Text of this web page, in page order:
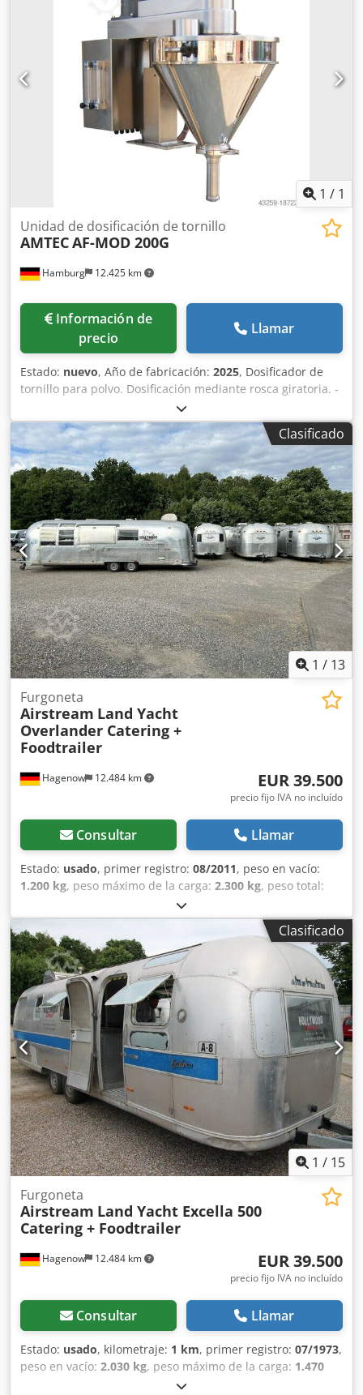
nuevos precios suelen ser más bajos que los precios
usados habituales. Simplemente pregúntenos y díganos su
tarea de embalaje. - Normalmente hay entre 30 y 50
máquinas nuevas diferentes disponibles de inmediato en
stock. Además, tenemos plazos de entrega muy cortos de
aproximadamente 3 semanas para máquinas fabricadas
según las especificaciones del cliente. - Todas las
máquinas están disponibles con garantía total.
1 / 1
Hamburg 12.425 km
Unidad de dosificación de tornillo
AMTECAF-MOD 200G
Información de
precio
Llamar
Estado: nuevo, Año de fabricación: 2025, Dosificador de
tornillo para polvo. Dosificación mediante rosca giratoria. -
Especificaciones: Rango de llenado: 1-200g; Capacidad de
tolva de llenado: 15 litros; Tolva con apertura lateral;
Construcción en acero inoxidable 304; Fuente de
alimentación: 220~415 V; Consumo de energía: 1kW. Tenga
en cuenta que nuestros nuevos precios suelen ser más
bajos que los precios usados habituales. Simplemente
pregúntenos y díganos su tarea de embalaje. -
Normalmente hay entre 30 y 50 máquinas nuevas
diferentes disponibles de inmediato en stock. Además,
tenemos plazos de entrega muy cortos de
aproximadamente 3 semanas para máquinas fabricadas
según las especificaciones del cliente. - Todas las
máquinas están disponibles con garantía total. Dcodov Nnl
Uspfx Adtsk
Clasificado
1 / 13
Hagenow 12.484 km
Furgoneta
Airstream Land Yacht
Overlander Catering +
Foodtrailer
EUR 39.500
precio fijo IVA no incluído
Consultar Llamar
Estado: usado, primer registro: 08/2011, peso en vacío:
1.200 kg, peso máximo de la carga: 2.300 kg, peso total:
, tipo de engranaje:
amortiguación:otro, longitud total:8.350 mm, Unidad de
refrigeración Thermo King, unidad de refrigeración con
segundo evaporador, aislada, inspección técnica y de
emisiones recién realizadas, longitud del vehículo 8350
mm, ancho del vehículo 2470 mm, altura del vehículo 2720
mm. Airstream Land Yacht Overlander Catering +
Foodtrailer con equipamiento de cocina, ventanilla de
servicio, zona de trabajo, fregadero, armarios, estantes,
agua caliente, aguas residuales, horno combinado con
conexión de 220/400 voltios, lavavajillas industrial,
frigorífico, cámara frigorífica/congelador accesible, cámara
frigorífica/congelador Thermo King hasta menos 20 grados
(modo ultracongelación), tomas de corriente en todo el
habitáculo, varias ventanas, puerta de entrada con
mosquitera, luces de posición, claraboyas, depósito de
agua limpia, depósito de aguas residuales, calentador
instantáneo de agua, 2 baterías de 140Ah 12V AfM.
Dsdpfxswyfdzj Adtjck
Clasificado
1 / 15
Hagenow 12.484 km
Furgoneta
Airstream Land Yacht Excella 500
Catering + Foodtrailer
EUR 39.500
precio fijo IVA no incluído
Consultar Llamar
Estado: usado, kilometraje: 1 km, primer registro: 07/1973,
peso en vacío: 2.030 kg, peso máximo de la carga: 1.470
, color: